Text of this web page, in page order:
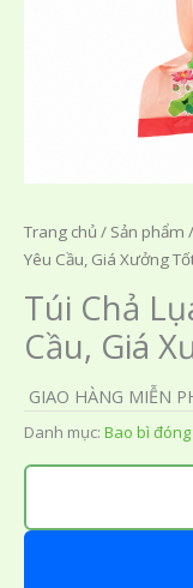
Trang chủ / Sản phẩm /
Yêu Cầu, Giá Xưởng
Túi Chả
Cầu, Giá
GIAO HÀNG MIỄN
Danh mục: Bao bì đóng